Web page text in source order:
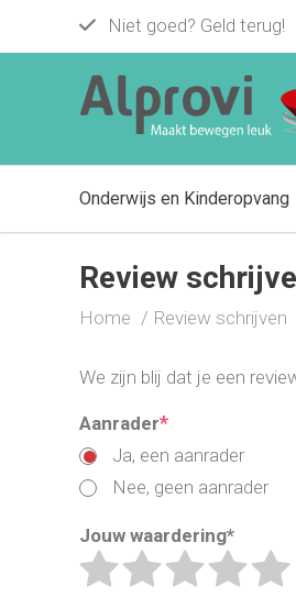
Niet goed? Geld terug!
Onderwijs en Kinderopvang
Review
Home Review schrijven
We zijn blij dat je een
Aanrader*
Ja, een aanrader
Nee, geen aanrader
Jouw waardering*